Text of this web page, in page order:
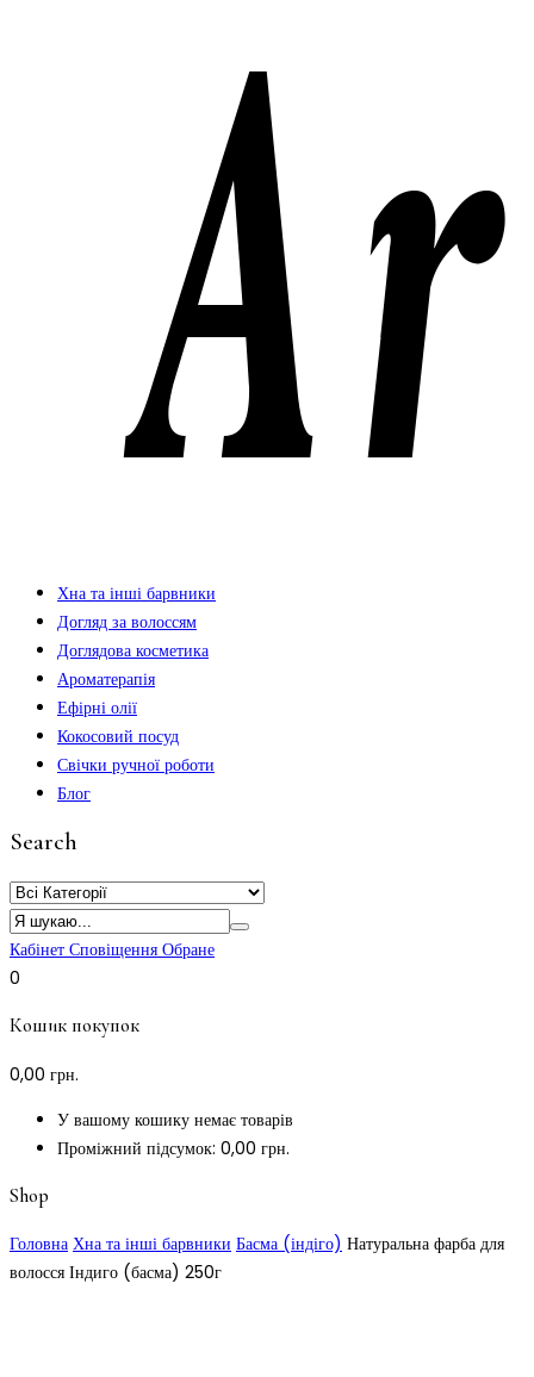
Хна та інші барвники
Догляд за волоссям
Доглядова косметика
Ароматерапія
Ефірні олії
Кокосовий посуд
Свічки ручної роботи
Блог
Search
Кабінет Сповіщення Обране
0
Кошик покупок
0,00 грн.
У вашому кошику немає товарів
Проміжний підсумок: 0,00 грн.
Shop
Головна Хна та інші барвники Басма (індіго) Натуральна фарба для
волосся Індиго (басма) 250г